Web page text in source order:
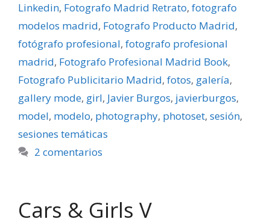
Linkedin, Fotografo Madrid Retrato, fotografo
modelos madrid, Fotografo Producto Madrid,
fotógrafo profesional, fotografo profesional
madrid, Fotografo Profesional Madrid Book,
Fotografo Publicitario Madrid, fotos, galerí­a,
gallery mode, girl, Javier Burgos, javierburgos,
model, modelo, photography, photoset, sesión,
sesiones temáticas
2 comentarios
Cars & Girls V